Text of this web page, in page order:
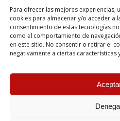
Para ofrecer las mejores experiencias,
cookies para almacenar y/o acceder a
consentimiento de estas tecnologías
como el comportamiento de
en este sitio. No consentir o retirar el
negativamente a ciertas características
Política de
Política de
Esta empresa ha sido
internet, financiado por la Unión
© 2026 Guillermo Martínez |